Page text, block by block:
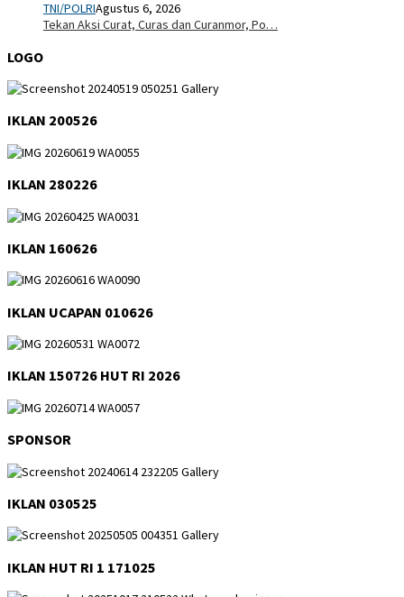
TNI/POLRIAgustus 6, 2026
Tekan Aksi Curat, Curas dan Curanmor, Po…
LOGO
IKLAN 200526
IKLAN 280226
IKLAN 160626
IKLAN UCAPAN 010626
IKLAN 150726 HUT RI 2026
SPONSOR
IKLAN 030525
IKLAN HUT RI 1 171025